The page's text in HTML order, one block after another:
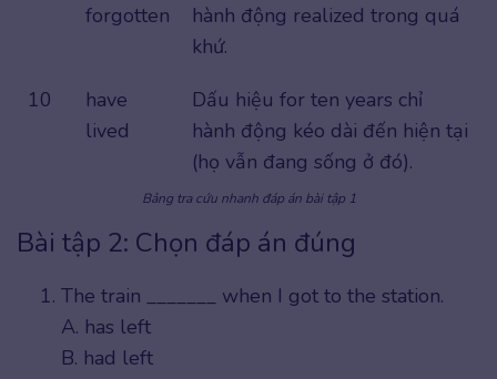
forgotten
hành động realized trong quá
khứ.
10
have
lived
Dấu hiệu for ten years chỉ
hành động kéo dài đến hiện tại
(họ vẫn đang sống ở đó).
Bảng tra cứu nhanh đáp án bài tập 1
Bài tập 2: Chọn đáp án đúng
The train _______ when I got to the station.
A. has left
B. had left